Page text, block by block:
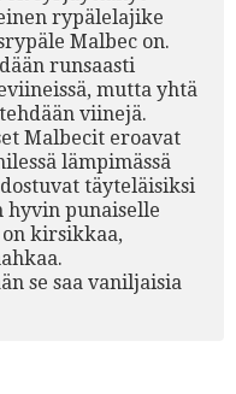
rypälelajike
Malbec on.
runsaasti
mutta yhtä
viinejä.
Malbecit eroavat
lämpimässä
täyteläisiksi
hyvin punaiselle
kirsikkaa,
se saa vaniljaisia